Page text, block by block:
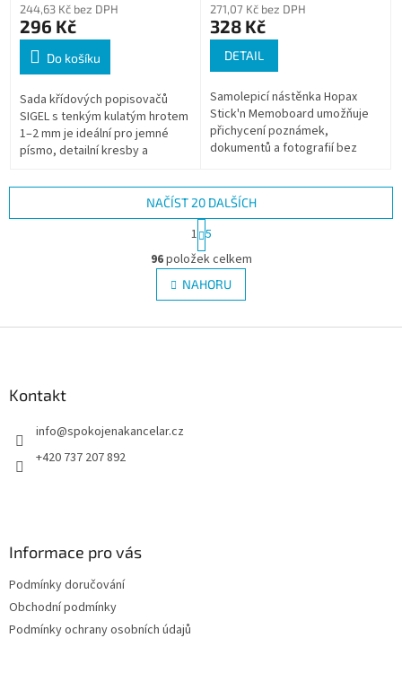
244,63 Kč bez DPH
296 Kč
Do košíku
Sada křídových popisovačů
SIGEL s tenkým kulatým hrotem
1–2 mm je ideální pro jemné
písmo, detailní kresby a
barvy vyniknou na skleněných
271,07 Kč bez DPH
328 Kč
DETAIL
Samolepicí nástěnka Hopax
Stick'n Memoboard umožňuje
přichycení poznámek,
dokumentů a fotografií bez
povrchu lze papíry...
O
v
l
á
NAČÍST 20 DALŠÍCH
S
t
r
á
n
k
v
1 5
96položek celkem
NAHORU
Kontakt
info@spokojenakancelar.cz
+420 737 207 892
Informace pro vás
Podmínky doručování
Obchodní podmínky
Podmínky ochrany osobních údajů